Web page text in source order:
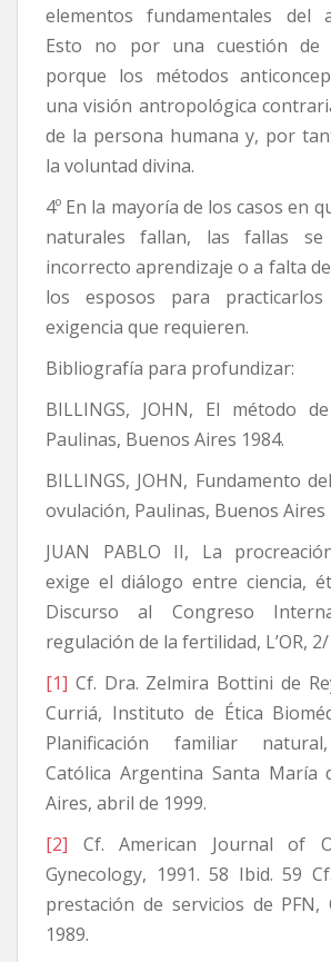
elementos fundamentales del
Esto no por una cuestión de
porque los métodos
una visión antropológica
de la persona humana y, por
la voluntad divina.
4º En la mayoría de los casos en
naturales fallan, las fallas
incorrecto aprendizaje o a falta
los esposos para
exigencia que requieren.
Bibliografía para profundizar:
BILLINGS, JOHN, El método
Paulinas, Buenos Aires 1984.
BILLINGS, JOHN, Fundamento
ovulación, Paulinas, Buenos Aires
JUAN PABLO II, La
exige el diálogo entre ciencia,
Discurso al Congreso
regulación de la fertilidad, L’OR,
[1] Cf. Dra. Zelmira Bottini de
Curriá, Instituto de Ética
Planificación familiar
Católica Argentina Santa María
Aires, abril de 1999.
[2] Cf. American Journal of
Gynecology, 1991. 58 Ibid. 59
prestación de servicios de PFN,
1989.